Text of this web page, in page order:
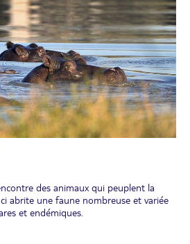
en véhicule 4 x 4 dans la réserve.
des animaux qui peuplent la
abrite une faune nombreuse et variée
et endémiques.